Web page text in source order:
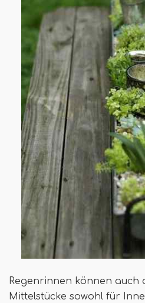
Regenrinnen können auch
Mittelstücke sowohl für